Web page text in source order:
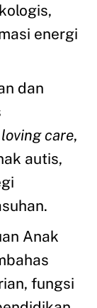
energi
dan
care,
autis,
Anak
fungsi